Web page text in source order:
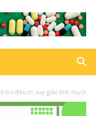
trợ điều trị suy giãn tĩnh mạch